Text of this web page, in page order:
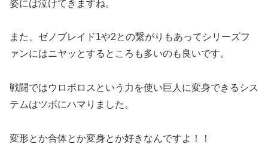
姿には泣けてきますね。
また、ゼノブレイド1や2との繋がりもあってシリーズフ
ァンにはニヤッとするところも多いのも良いです。
戦闘ではウロボロスという力を使い巨人に変身できるシス
テムはツボにハマりました。
変形とか合体とか変身とか好きなんですよ！！